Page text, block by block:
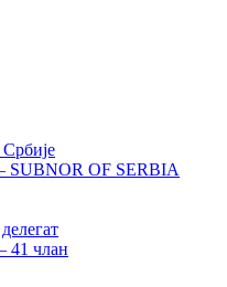
SUBNOR OF SERBIA
41 члан